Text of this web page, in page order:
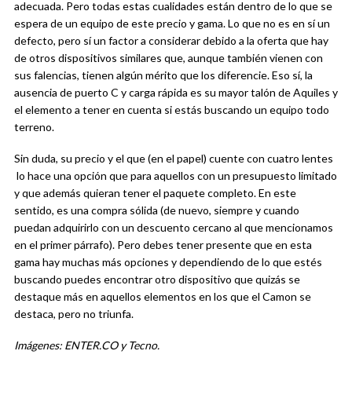
adecuada. Pero todas estas cualidades están dentro de lo que se
espera de un equipo de este precio y gama. Lo que no es en sí un
defecto, pero sí un factor a considerar debido a la oferta que hay
de otros dispositivos similares que, aunque también vienen con
sus falencias, tienen algún mérito que los diferencie. Eso sí, la
ausencia de puerto C y carga rápida es su mayor talón de Aquiles y
el elemento a tener en cuenta si estás buscando un equipo todo
terreno.
Sin duda, su precio y el que (en el papel) cuente con cuatro lentes
lo hace una opción que para aquellos con un presupuesto limitado
y que además quieran tener el paquete completo. En este
sentido, es una compra sólida (de nuevo, siempre y cuando
puedan adquirirlo con un descuento cercano al que mencionamos
en el primer párrafo). Pero debes tener presente que en esta
gama hay muchas más opciones y dependiendo de lo que estés
buscando puedes encontrar otro dispositivo que quizás se
destaque más en aquellos elementos en los que el Camon se
destaca, pero no triunfa.
Imágenes: ENTER.CO y Tecno.